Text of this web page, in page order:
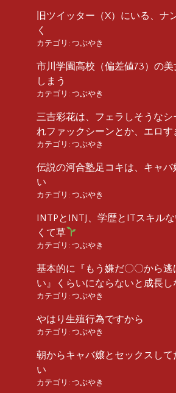
旧ツイッター（X）にいる、ナ
く
カテゴリ: つぶやき
市川学園高校（偏差値73）の美
しまう
カテゴリ: つぶやき
三吉彩花は、フェラしそうなシ
れファックシーンとか、エロす
カテゴリ: つぶやき
伝説の河合塾足コキは、キャバ
い
カテゴリ: つぶやき
INTPとINTJ、学歴とITスキル
くて草
カテゴリ: つぶやき
基本的に『もう嫌だ〇〇から逃
い』くらいにならないと成長し
カテゴリ: つぶやき
やはり生殖行為ですから
カテゴリ: つぶやき
朝からキャバ嬢とセックスし
い
カテゴリ: つぶやき